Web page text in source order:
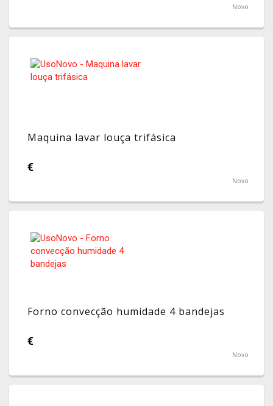
Novo
Maquina lavar louça trifásica
€
Novo
Forno convecção humidade 4 bandejas
€
Novo